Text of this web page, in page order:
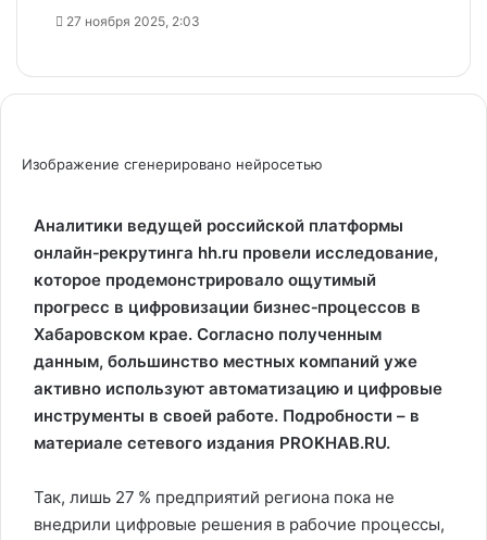
27 ноября 2025, 2:03
Изображение сгенерировано нейросетью
Аналитики ведущей российской платформы
онлайн‑рекрутинга hh.ru провели исследование,
которое продемонстрировало ощутимый
прогресс в цифровизации бизнес‑процессов в
Хабаровском крае. Согласно полученным
данным, большинство местных компаний уже
активно используют автоматизацию и цифровые
инструменты в своей работе. Подробности – в
материале сетевого издания PROKHAB.RU.
Так, лишь 27 % предприятий региона пока не
внедрили цифровые решения в рабочие процессы,